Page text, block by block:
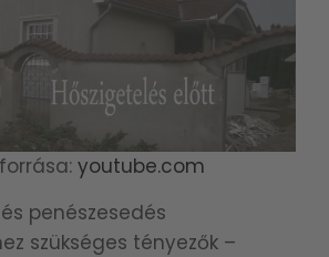
youtube.com
penészesedés
szükséges tényezők –